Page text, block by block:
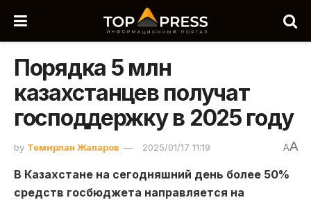
Порядка 5 млн
казахстанцев получат
господдержку в 2025 году
by Темирлан Жапаров 2025/01/17 11:19 AA
В Казахстане на сегодняшний день более 50%
средств госбюджета направляется на